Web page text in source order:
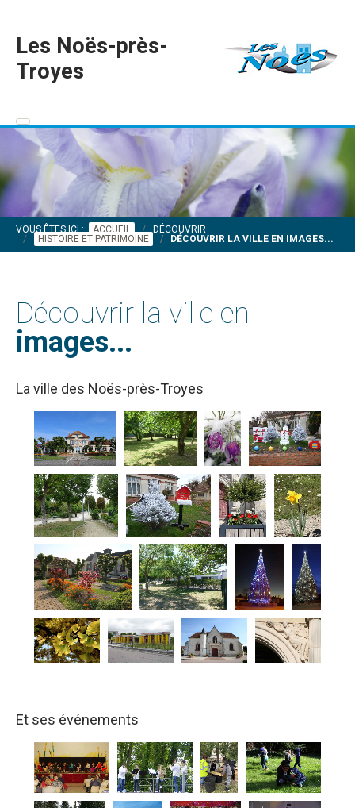
Les Noës-près-
Troyes
VOUS ÊTES ICI : ACCUEIL
DÉCOUVRIR
HISTOIRE ET PATRIMOINE
DÉCOUVRIR LA VILLE EN IMAGES...
Découvrir la ville en
images...
La ville des Noës-près-Troyes
Et ses événements